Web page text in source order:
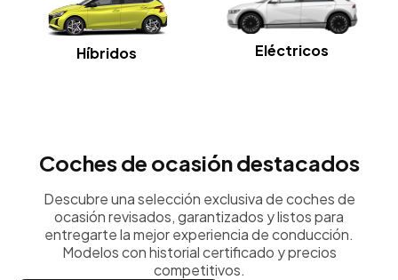
Híbridos Eléctricos
Coches de ocasión destacados
Descubre una selección exclusiva de coches de
ocasión revisados, garantizados y listos para
entregarte la mejor experiencia de conducción.
Modelos con historial certificado y precios
competitivos.